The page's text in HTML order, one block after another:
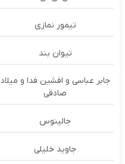
تیمور نمازی
تیوان بند
جابر عباسی و افشین فدا و میلاد
صادقی
جالینوس
جاوید خلیلی